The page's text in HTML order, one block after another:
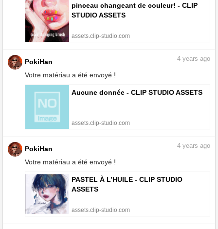
pinceau changeant de couleur! - CLIP
STUDIO ASSETS
assets.clip-studio.com
PokiHan
Votre matériau a été envoyé !
4 years ago
Aucune donnée - CLIP STUDIO ASSETS
assets.clip-studio.com
PokiHan
Votre matériau a été envoyé !
4 years ago
PASTEL À L’HUILE - CLIP STUDIO
ASSETS
assets.clip-studio.com